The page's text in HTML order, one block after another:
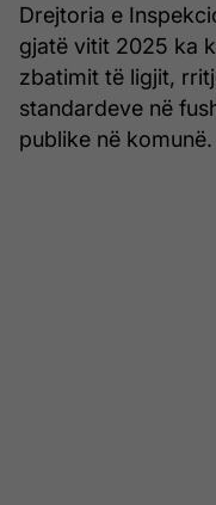
Drejtoria e
gjatë vitit 2025 ka
zbatimit të ligjit,
standardeve në
publike në